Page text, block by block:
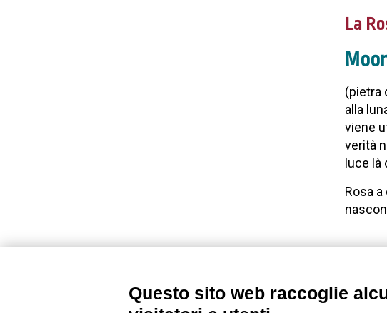
La
(pietra
alla
viene
verità
luce là
Rosa
Questo sito web raccoglie